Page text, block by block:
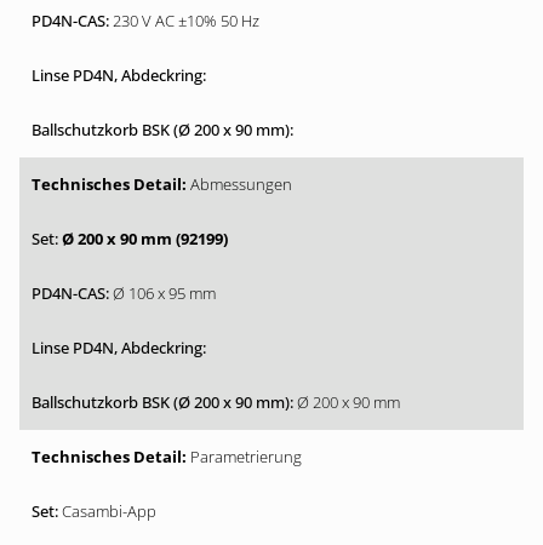
230 V AC ±10% 50 Hz
Abmessungen
Ø 200 x 90 mm (92199)
Ø 106 x 95 mm
Ø 200 x 90 mm
Parametrierung
Casambi-App